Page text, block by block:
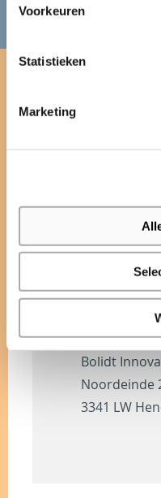
Voorkeuren
Statistieken
Marketing
Bezoek
Een
Innovation
afspraak te
Bolidt
Noordeinde
3341 LW